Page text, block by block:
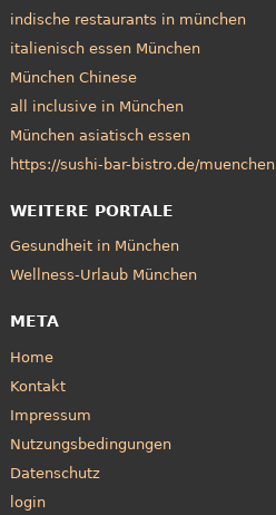
indische restaurants in münchen
italienisch essen München
München Chinese
all inclusive in München
München asiatisch essen
https://sushi-bar-bistro.de/muenchen
WEITERE PORTALE
Gesundheit in München
Wellness-Urlaub München
META
Home
Kontakt
Impressum
Nutzungsbedingungen
Datenschutz
login